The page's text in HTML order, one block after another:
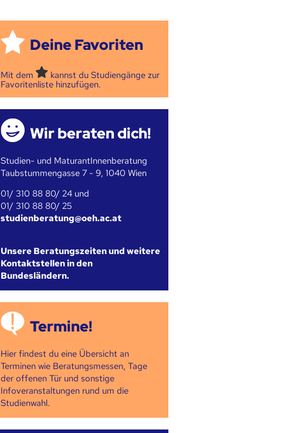
Deine Favoriten
Mit dem
kannst du Studiengänge zur
Favoritenliste hinzufügen.
Wir beraten dich!
Studien- und MaturantInnenberatung
Taubstummengasse 7 - 9, 1040 Wien
01/ 310 88 80/ 24 und
01/ 310 88 80/ 25
studienberatung@oeh.ac.at
Unsere Beratungszeiten und weitere
Kontaktstellen in den
Bundesländern.
Termine!
Hier findest du eine Übersicht an
Terminen wie Beratungsmessen, Tage
der offenen Tür und sonstige
Infoveranstaltungen rund um die
Studienwahl.